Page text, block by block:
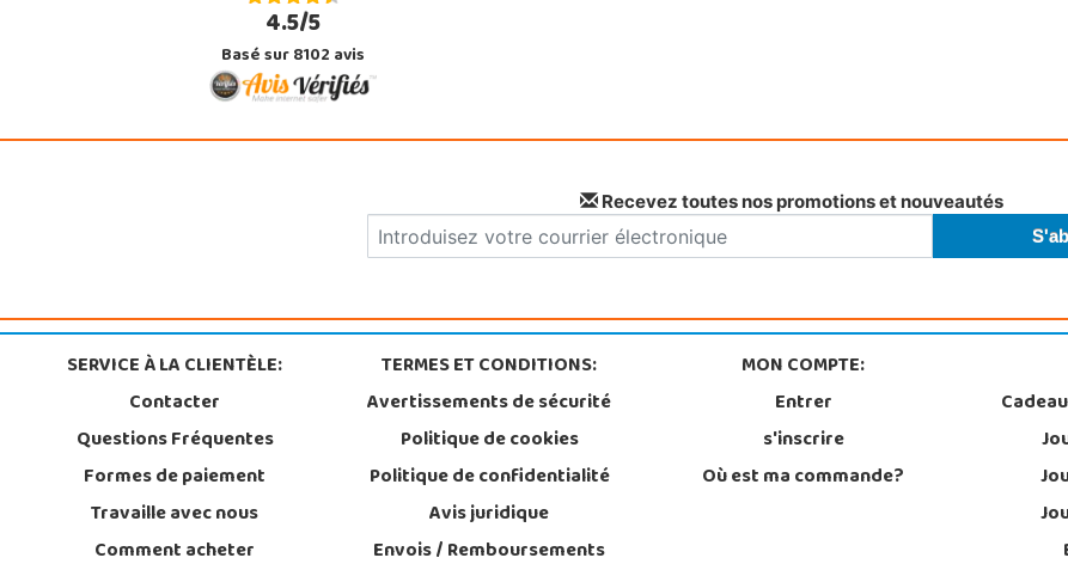
4.5/5
Basé sur 8102 avis
Recevez toutes nos promotions et nouveautés
SERVICE À LA CLIENTÈLE:
Contacter
Questions Fréquentes
Formes de paiement
Travaille avec nous
Comment acheter
TERMES ET CONDITIONS:
Avertissements de sécurité
Politique de cookies
Politique de confidentialité
Avis juridique
Envois / Remboursements
MON COMPTE:
Entrer
s'inscrire
Où est ma commande?